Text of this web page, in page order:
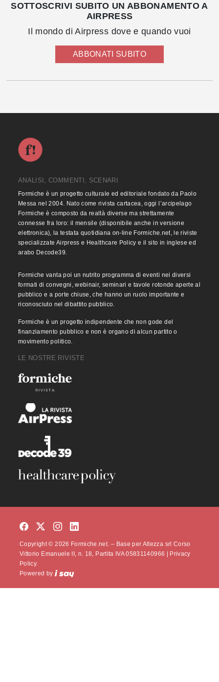
SOTTOSCRIVI SUBITO UN ABBONAMENTO A
AIRPRESS
Il mondo di Airpress dove e quando vuoi
ABBONATI SUBITO
ANALISI, COMMENTI, SCENARI
Formiche è un progetto culturale ed editoriale fondato da Paolo
Messa nel 2004. Nato come rivista cartacea, oggi l’arcipelago
Formiche è composto da realtà diverse ma strettamente
connesse fra loro: il mensile (disponibile anche in versione
elettronica), la testata quotidiana on-line Formiche.net, le riviste
specializzate Airpress e Healthcare Policy e il sito in inglese ed
arabo Decode39.
Formiche vanta poi un nutrito programma di eventi nei diversi
formati di convegni, webinair, seminari e tavole rotonde aperte al
pubblico e a porte chiuse, che hanno un ruolo importante e
riconosciuto nel dibattito pubblico.
Formiche è un progetto indipendente che non gode del
finanziamento pubblico e non è organo di alcun partito o
movimento politico.
LE NOSTRE RIVISTE
Copyright © 2026 Formiche.net. – Base per Altezza srl Corso
Vittorio Emanuele II, n. 18, Partita IVA 05831140966 | Privacy
Policy.
Powered by